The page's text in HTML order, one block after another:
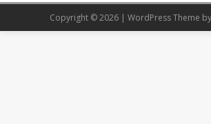
Copyright © 2026 | WordPress Theme by